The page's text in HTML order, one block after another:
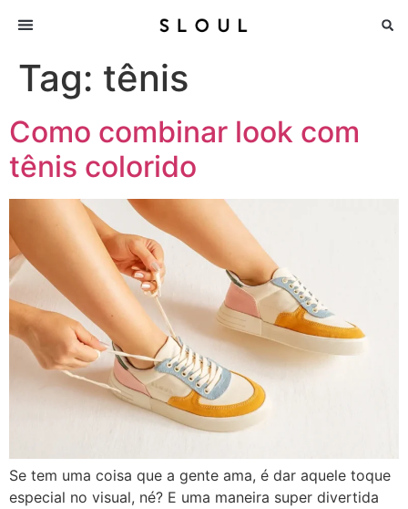
Tag: tênis
Como combinar look com
tênis colorido
Se tem uma coisa que a gente ama, é dar aquele toque
especial no visual, né? E uma maneira super divertida